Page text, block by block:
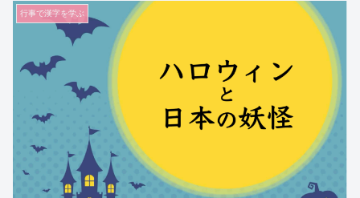
行事で漢字を学ぶ